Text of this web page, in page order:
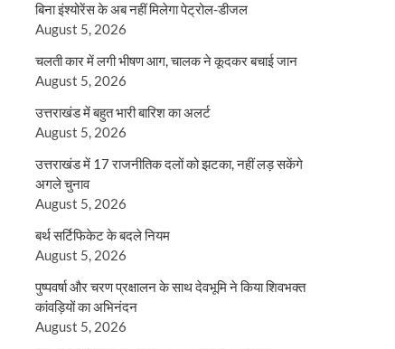
बिना इंश्योरेंस के अब नहीं मिलेगा पेट्रोल-डीजल
August 5, 2026
चलती कार में लगी भीषण आग, चालक ने कूदकर बचाई जान
August 5, 2026
उत्तराखंड में बहुत भारी बारिश का अलर्ट
August 5, 2026
उत्तराखंड में 17 राजनीतिक दलों को झटका, नहीं लड़ सकेंगे
अगले चुनाव
August 5, 2026
बर्थ सर्टिफिकेट के बदले नियम
August 5, 2026
पुष्पवर्षा और चरण प्रक्षालन के साथ देवभूमि ने किया शिवभक्त
कांवड़ियों का अभिनंदन
August 5, 2026